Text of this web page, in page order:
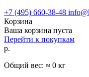
+7 (495) 660-38-48
Корзина
Ваша корзина пуста
Перейти к покупкам
р.
Общий вес: ≈ 0 кг